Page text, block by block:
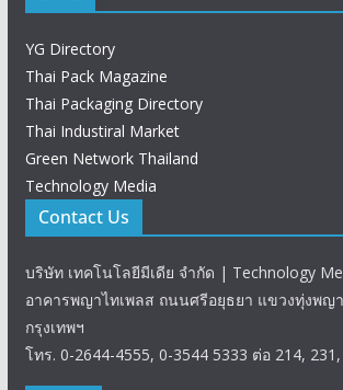
YG Directory
Thai Pack Magazine
Thai Packaging Directory
Thai Industiral Market
Green Network Thailand
Technology Media
Contact Us
บริษัท เทคโนโลยีมีเดีย จำกัด | Technology
อาคารพญาไทเพลส ถนนศรีอยุธยา แขวงทุ่งพญ
กรุงเทพฯ
โทร. 0-2644-4555, 0-3544 5333 ต่อ 214,